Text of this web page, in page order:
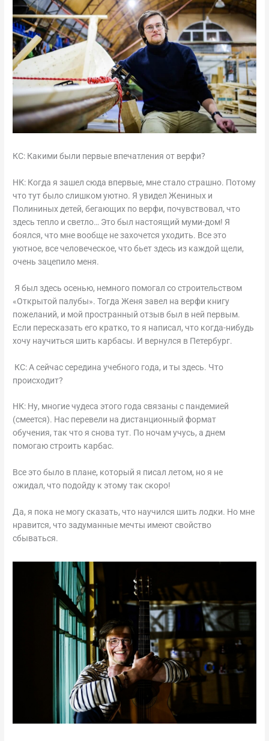
КС: Какими были первые впечатления от верфи?
НК: Когда я зашел сюда впервые, мне стало страшно. Потому
что тут было слишком уютно. Я увидел Жениных и
Полининых детей, бегающих по верфи, почувствовал, что
здесь тепло и светло… Это был настоящий муми-дом! Я
боялся, что мне вообще не захочется уходить. Все это
уютное, все человеческое, что бьет здесь из каждой щели,
очень зацепило меня.
Я был здесь осенью, немного помогал со строительством
«Открытой палубы». Тогда Женя завел на верфи книгу
пожеланий, и мой пространный отзыв был в ней первым.
Если пересказать его кратко, то я написал, что когда-нибудь
хочу научиться шить карбасы. И вернулся в Петербург.
КС: А сейчас середина учебного года, и ты здесь. Что
происходит?
НК: Ну, многие чудеса этого года связаны с пандемией
(смеется). Нас перевели на дистанционный формат
обучения, так что я снова тут. По ночам учусь, а днем
помогаю строить карбас.
Все это было в плане, который я писал летом, но я не
ожидал, что подойду к этому так скоро!
Да, я пока не могу сказать, что научился шить лодки. Но мне
нравится, что задуманные мечты имеют свойство
сбываться.